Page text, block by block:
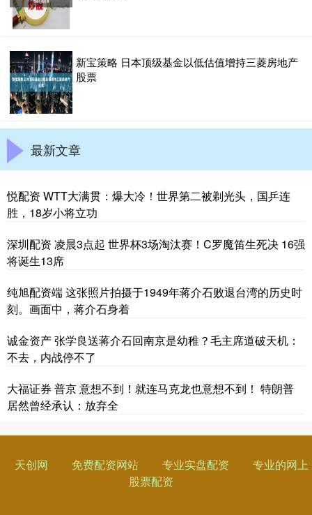
新宝策略 日本顶级基金以低估值增持三菱房地产
股票
最新文章
悦配资 WTT大满贯：爆大冷！世界第二被剃光头，国乒连
胜，18岁小将立功
深圳配资 凌晨3点起 世界杯3场淘汰赛！C罗魔笛生死决 16强
将诞生13席
纯旭配资端 这张照片拍摄于1949年蒋介石败退台湾的历史时
刻。画面中，蒋介石身着
诚金资产 张学良送蒋介石回南京是幼稚？毛主席道破天机：
不去，内战停不了
大福证券 普京 意想不到！就连马克龙也意想不到！ 特朗普
居然曾经承认：放弃全
天创网 免费配资网站 专业实盘配资
专业的网上
股票配资